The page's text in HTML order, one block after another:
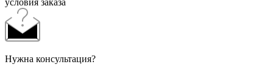
Нужна консультация?